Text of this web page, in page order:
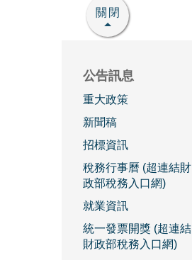
關閉
公告訊息
重大政策
新聞稿
招標資訊
稅務行事曆 (超連結財
政部稅務入口網)
就業資訊
統一發票開獎 (超連結
財政部稅務入口網)